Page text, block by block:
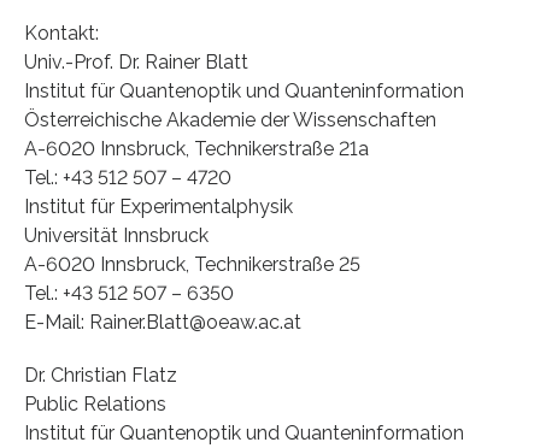
Kontakt:
Univ.-Prof. Dr. Rainer Blatt
Institut für Quantenoptik und Quanteninformation
Österreichische Akademie der Wissenschaften
A-6020 Innsbruck, Technikerstraße 21a
Tel.: +43 512 507 – 4720
Institut für Experimentalphysik
Universität Innsbruck
A-6020 Innsbruck, Technikerstraße 25
Tel.: +43 512 507 – 6350
E-Mail: Rainer.Blatt@oeaw.ac.at
Dr. Christian Flatz
Public Relations
Institut für Quantenoptik und Quanteninformation